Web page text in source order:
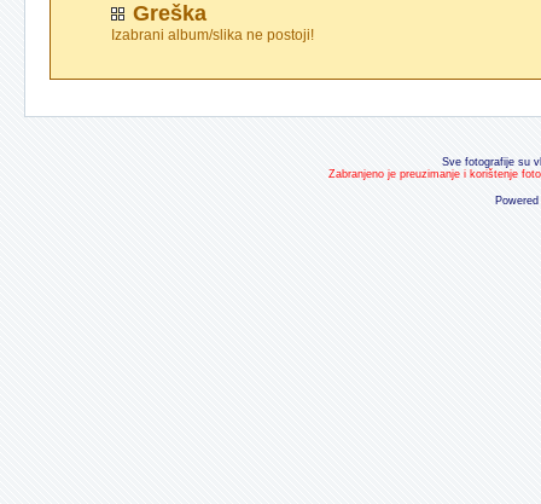
Greška
Izabrani album/slika ne postoji!
Sve fotografije su
Zabranjeno je preuzimanje i korištenje